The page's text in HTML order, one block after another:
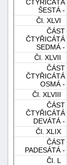
ČTYŘICÁTÁ
ŠESTÁ -
Čl. XLVI
ČÁST
ČTYŘICÁTÁ
SEDMÁ -
Čl. XLVII
ČÁST
ČTYŘICÁTÁ
OSMÁ -
Čl. XLVIII
ČÁST
ČTYŘICÁTÁ
DEVÁTÁ -
Čl. XLIX
ČÁST
PADESÁTÁ -
Čl. L